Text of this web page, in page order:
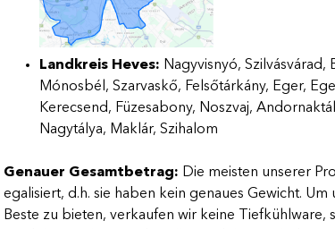
Landkreis Heves: Nagyvisnyó, Szilvásvárad,
Mónosbél, Szarvaskő, Felsőtárkány, Eger,
Kerecsend, Füzesabony, Noszvaj,
Nagytálya, Maklár, Szihalom
Genauer Gesamtbetrag: Die meisten unserer
egalisiert, d.h. sie haben kein genaues Gewicht. Um
Beste zu bieten, verkaufen wir keine Tiefkühlware,